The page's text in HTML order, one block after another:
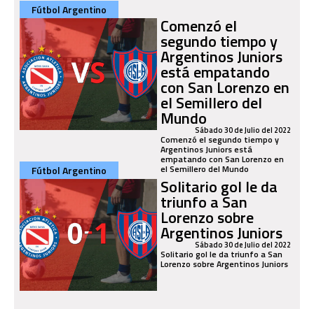
Fútbol Argentino
Comenzó el
segundo tiempo y
Argentinos Juniors
está empatando
con San Lorenzo en
el Semillero del
MundoSábado 30 de Julio del 2022
Comenzó el segundo tiempo y
Argentinos Juniors está
empatando con San Lorenzo en
el Semillero del Mundo
Fútbol Argentino
Solitario gol le da
triunfo a San
Lorenzo sobre
Argentinos Juniors
Sábado 30 de Julio del 2022
Solitario gol le da triunfo a San
Lorenzo sobre Argentinos Juniors